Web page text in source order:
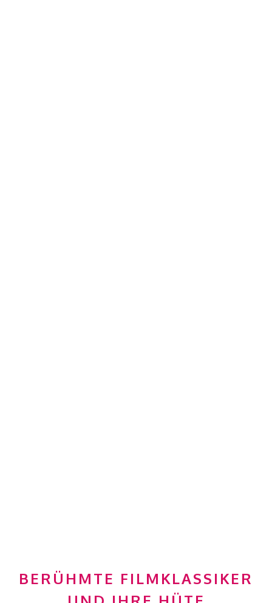
BERÜHMTE FILMKLASSIKER